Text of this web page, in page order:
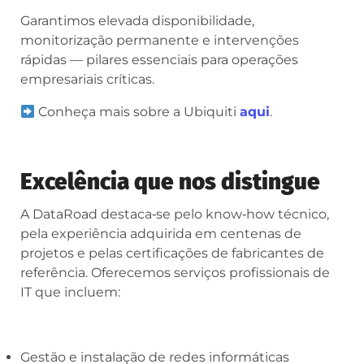
Garantimos elevada disponibilidade,
monitorização permanente e intervenções
rápidas — pilares essenciais para operações
empresariais críticas.
Conheça mais sobre a Ubiquitiaqui.
Excelência que nos distingue
A DataRoad destaca‑se pelo know‑how técnico,
pela experiência adquirida em centenas de
projetos e pelas certificações de fabricantes de
referência. Oferecemos serviços profissionais de
IT que incluem:
Gestão e instalação de redes informáticas